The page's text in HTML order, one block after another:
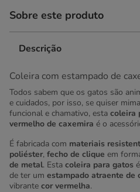
Sobre este produto
Descrição
Coleira com estampado de
Todos sabem que os gatos são
e cuidados, por isso, se quiser
funcional e chamativo, esta coleira
vermelho de caxemira é o
É fabricada com materiais
poliéster, fecho de clique em
de metal. Esta coleira para gatos é
de ter um estampado atraente de
vibrante cor vermelha.